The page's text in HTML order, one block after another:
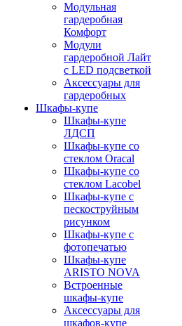
Модульная
гардеробная
Комфорт
Модули
гардеробной Лайт
с LED подсветкой
Аксессуары для
гардеробных
Шкафы-купе
Шкафы-купе
ЛДСП
Шкафы-купе со
стеклом Oracal
Шкафы-купе со
стеклом Lacobel
Шкафы-купе с
пескоструйным
рисунком
Шкафы-купе с
фотопечатью
Шкафы-купе
ARISTO NOVA
Встроенные
шкафы-купе
Аксессуары для
шкафов-купе